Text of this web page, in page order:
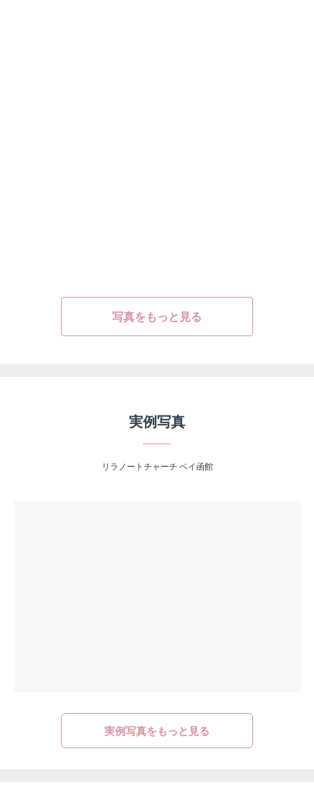
写真をもっと見る
実例写真
リラノートチャーチ ベイ函館
実例写真をもっと見る